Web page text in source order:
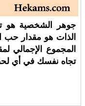
جوهر الشخصية هو
الذات هو مقدار حب
المجموع الإجمالي
تجاه نفسك في أي